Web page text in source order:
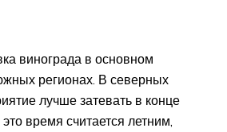
винограда в основном
регионах. В северных
лучше затевать в конце
время считается летним,